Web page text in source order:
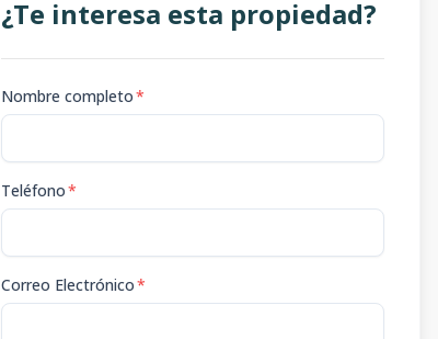
¿Te interesa esta propiedad?
Nombre completo*
Teléfono*
Correo Electrónico*